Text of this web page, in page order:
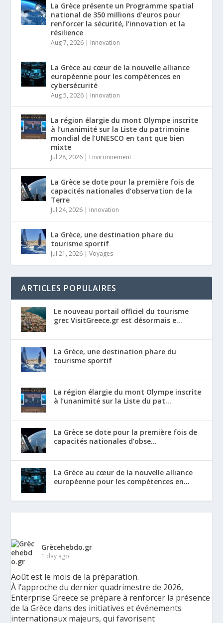
La Grèce présente un Programme spatial
national de 350 millions d’euros pour
renforcer la sécurité, l’innovation et la
résilience
Aug 7, 2026 | Innovation
La Grèce au cœur de la nouvelle alliance
européenne pour les compétences en
cybersécurité
Aug 5, 2026 | Innovation
La région élargie du mont Olympe inscrite
à l’unanimité sur la Liste du patrimoine
mondial de l’UNESCO en tant que bien
mixte
Jul 28, 2026 | Environnement
La Grèce se dote pour la première fois de
capacités nationales d’observation de la
Terre
Jul 24, 2026 | Innovation
La Grèce, une destination phare du
tourisme sportif
Jul 21, 2026 |Voyages
ARTICLES POPULAIRES
Le nouveau portail officiel du tourisme
grec VisitGreece.gr est désormais e...
La Grèce, une destination phare du
tourisme sportif
La région élargie du mont Olympe inscrite
à l’unanimité sur la Liste du pat...
La Grèce se dote pour la première fois de
capacités nationales d’obse...
La Grèce au cœur de la nouvelle alliance
européenne pour les compétences en...
Grècehebdo.gr
1 day ago
Août est le mois de la préparation.
À l’approche du dernier quadrimestre de 2026,
Enterprise Greece se prépare à renforcer la présence
de la Grèce dans des initiatives et événements
internationaux majeurs, qui favorisent